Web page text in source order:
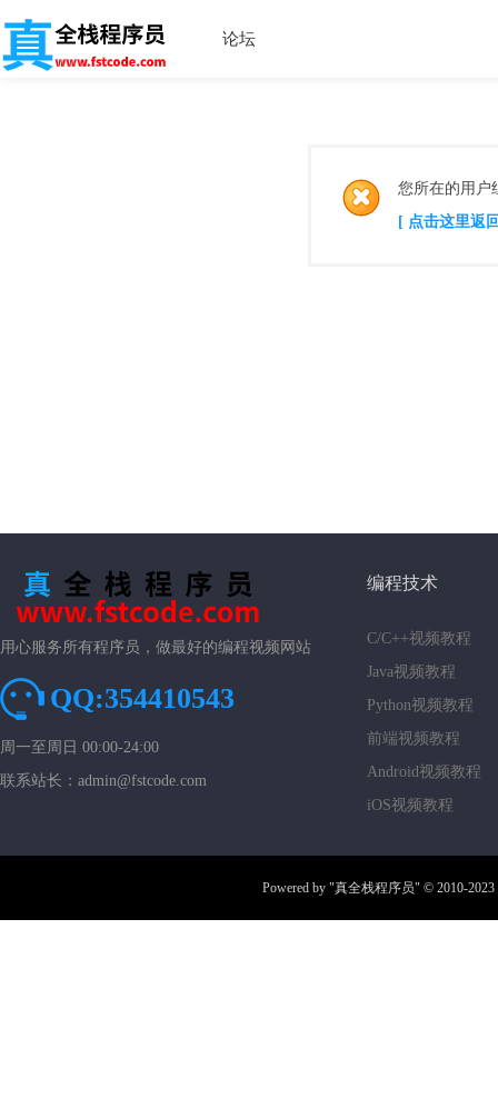
论坛
您所在的用户
[ 点击这里返
用心服务所有程序员，做最好的编程视频网站
QQ:354410543
周一至周日 00:00-24:00
联系站长：admin@fstcode.com
编程技术
C/C++视频教程
Java视频教程
Python视频教程
前端视频教程
Android视频教程
iOS视频教程
Powered by "真全栈程序员" © 2010-2023